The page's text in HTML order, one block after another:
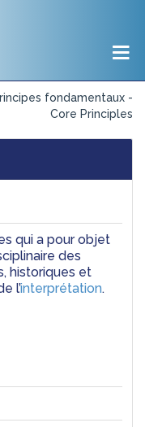
fondamentaux -
Core Principles
qui a pour objet
des
historiques et
l’interprétation.